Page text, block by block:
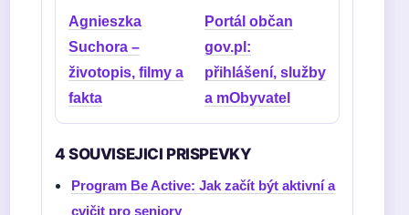
Agnieszka
Suchora –
životopis, filmy a
fakta
Portál občan
gov.pl:
přihlášení, služby
a mObyvatel
4 SOUVISEJICI PRISPEVKY
Program Be Active: Jak začít být aktivní a
cvičit pro seniory